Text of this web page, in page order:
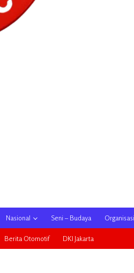
Nasional Seni – Budaya Organisasi
Berita Otomotif DKI Jakarta